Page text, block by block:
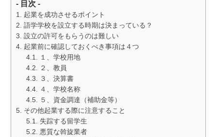
- 目次 -
起業を成功させるポイント
語学学校を設立する時期は決まっている？
設立の許可をもらうのは難しい
起業前に確認しておくべき事項は４つ
１、学校用地
２、教員
３、決算書
４、学校名称
５、資金調達（補助金等）
その他起業する際に注意すること
失踪する留学生
悪質な斡旋業者